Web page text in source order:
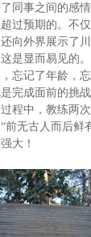
同事之间的感
过预期的。不
向外界展示了
是显而易见的
忘记了年龄，
完成面前的挑
程中，教练两
前无古人而后鲜
大！